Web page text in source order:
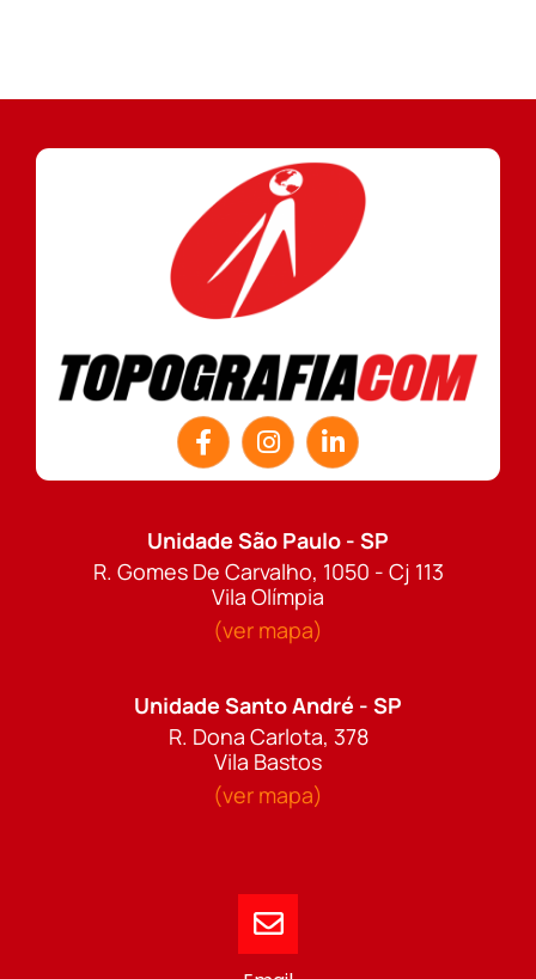
Unidade São Paulo - SP
R. Gomes De Carvalho, 1050 - Cj 113
Vila Olímpia
(ver mapa)
Unidade Santo André - SP
R. Dona Carlota, 378
Vila Bastos
(ver mapa)